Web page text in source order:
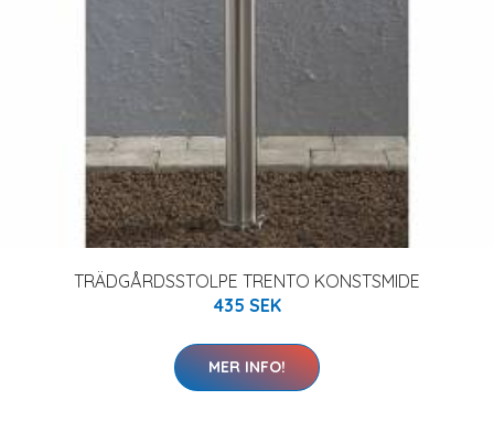
TRÄDGÅRDSSTOLPE TRENTO KONSTSMIDE
435 SEK
MER INFO!